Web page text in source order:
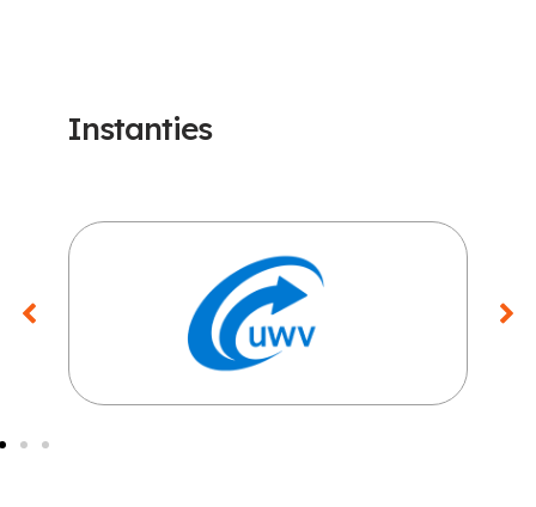
Instanties